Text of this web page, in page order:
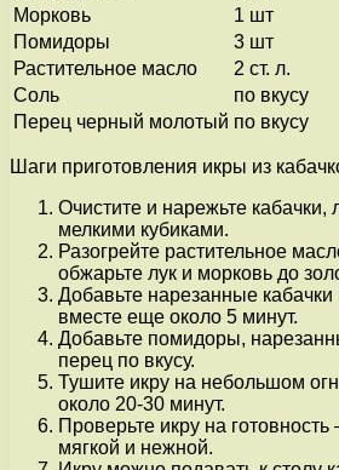
Морковь
1 шт
Помидоры
3 шт
Растительное масло
2 ст. л.
Соль
по вкусу
Перец черный молотый по вкусу
Шаги приготовления икры из
Очистите и нарежьте кабачки,
мелкими кубиками.
Разогрейте растительное
обжарьте лук и морковь до
Добавьте нарезанные
вместе еще около 5 минут.
Добавьте помидоры,
перец по вкусу.
Тушите икру на небольшом
около 20-30 минут.
Проверьте икру на
мягкой и нежной.